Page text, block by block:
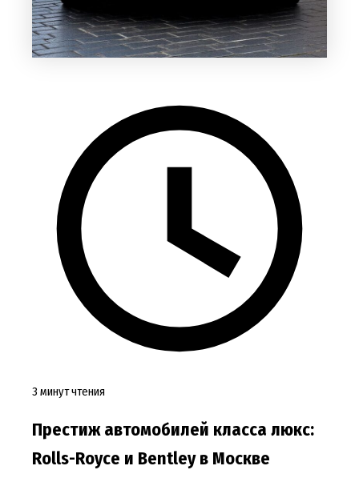
3 минут чтения
Престиж автомобилей класса люкс:
Rolls-Royce и Bentley в Москве